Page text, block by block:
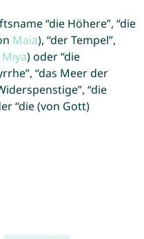
“die Höhere”, “die
Maia), “der Tempel”,
Miya) oder “die
“das Meer der
“die
“die (von Gott)